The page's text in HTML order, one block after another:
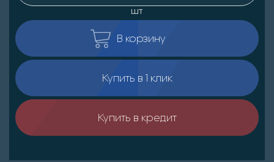
шт
В корзину
Купить в 1 клик
Купить в кредит